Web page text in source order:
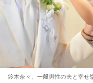
鈴木奈々、一般男性の夫と幸せ